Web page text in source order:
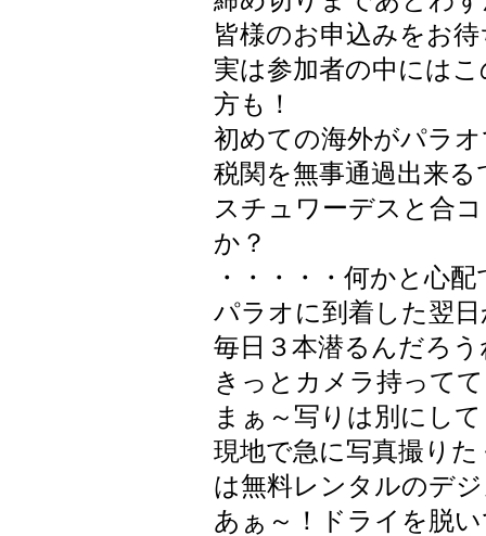
皆様のお申込みをお
実は参加者の中には
方も！
初めての海外がパラ
税関を無事通過出来
スチュワーデスと合
か？
・・・・・何かと心
パラオに到着した翌
毎日３本潜るんだろう
きっとカメラ持って
まぁ～写りは別にし
現地で急に写真撮り
は無料レンタルのデ
あぁ～！ドライを脱